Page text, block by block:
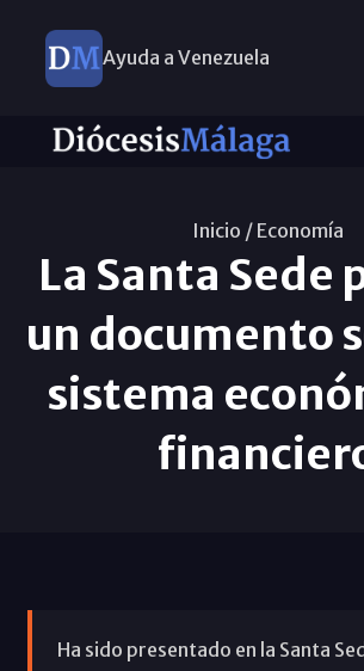
Ayuda a Venezuela
Inicio / Economí­a
La Santa Sede
un documento
sistema
Ha sido presentado en la Santa